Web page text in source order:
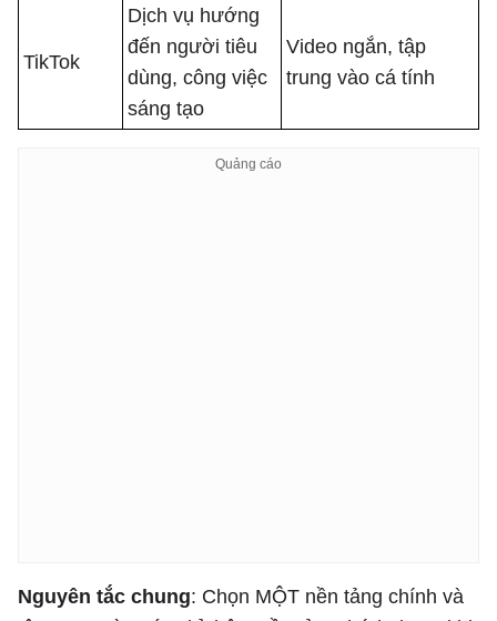
TikTok
Dịch vụ hướng
đến người tiêu
dùng, công việc
sáng tạo
Video ngắn, tập
trung vào cá tính
Nguyên tắc chung: Chọn MỘT nền tảng chính và